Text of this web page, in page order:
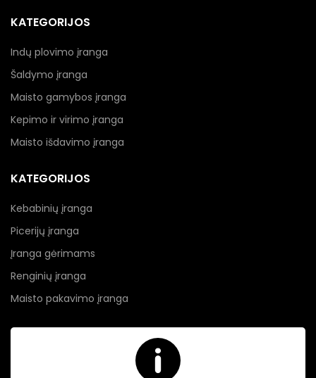
KATEGORIJOS
Indų plovimo įranga
Šaldymo įranga
Maisto gamybos įranga
Kepimo ir virimo įranga
Maisto išdavimo įranga
KATEGORIJOS
Kebabinių įranga
Picerijų įranga
Įranga gėrimams
Renginių įranga
Maisto pakavimo įranga